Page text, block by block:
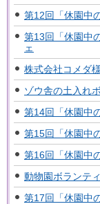
第12回「休園中
第13回「休園中
ェ
株式会社コメダ
ゾウ舎の土入れ
第14回「休園中
第15回「休園中
第16回「休園中
動物園ボランテ
第17回「休園中